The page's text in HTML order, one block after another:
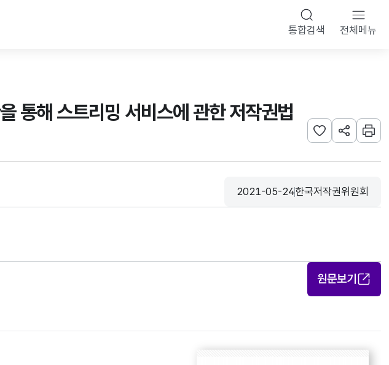
통합검색 전체메뉴
통해 스트리밍 서비스에 관한 저작권법
관심사 등록하기
URL 공유하
인쇄
등록일
2021-05-24
수집기관
한국저작권위원회
원문보기